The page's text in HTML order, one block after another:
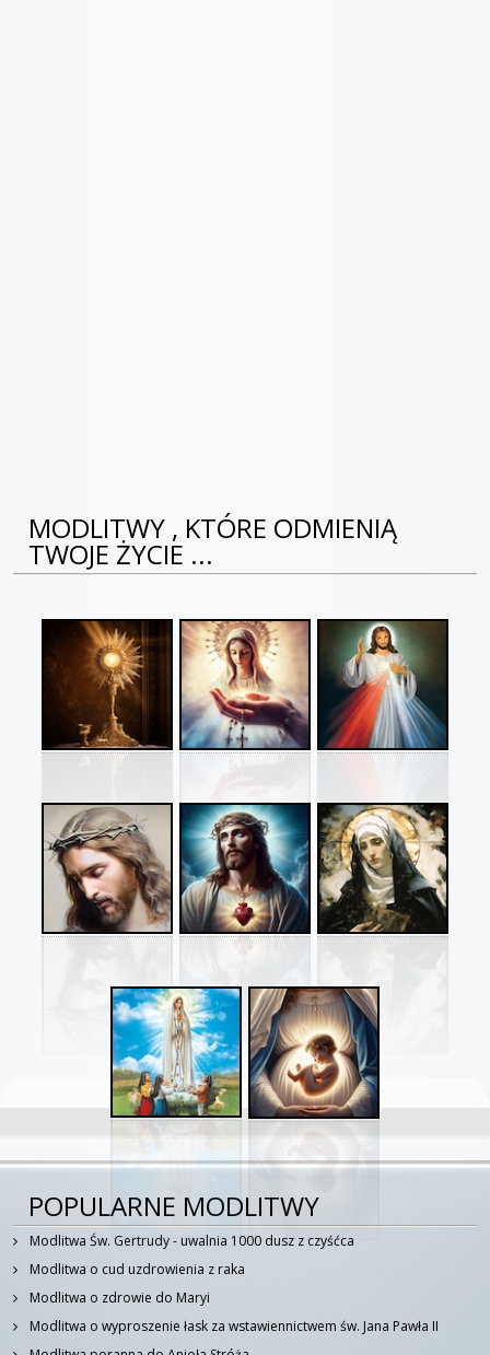
MODLITWY , KTÓRE ODMIENIĄ
TWOJE ŻYCIE ...
POPULARNE MODLITWY
Modlitwa Św. Gertrudy - uwalnia 1000 dusz z czyśćca
Modlitwa o cud uzdrowienia z raka
Modlitwa o zdrowie do Maryi
Modlitwa o wyproszenie łask za wstawiennictwem św. Jana Pawła II